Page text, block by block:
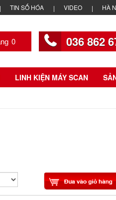
TIN SỐ HÓA VIDEO HÀ
0 036 862
LINH KIỆN MÁY SCAN